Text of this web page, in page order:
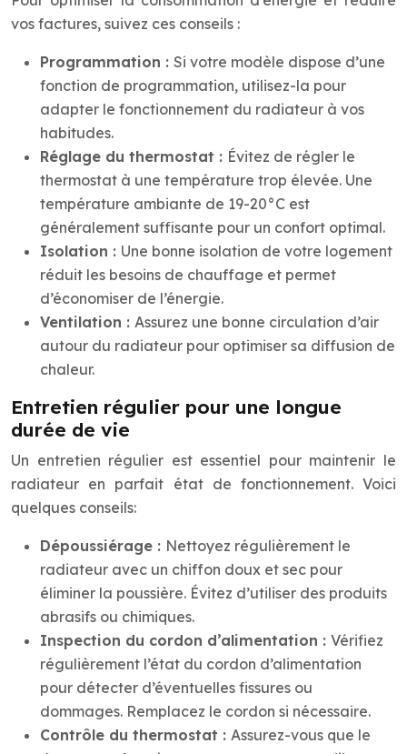
vos factures, suivez ces conseils :
Programmation : Si votre modèle dispose d’une
fonction de programmation, utilisez-la pour
adapter le fonctionnement du radiateur à vos
habitudes.
Réglage du thermostat : Évitez de régler le
thermostat à une température trop élevée. Une
température ambiante de 19-20°C est
généralement suffisante pour un confort optimal.
Isolation : Une bonne isolation de votre logement
réduit les besoins de chauffage et permet
d’économiser de l’énergie.
Ventilation : Assurez une bonne circulation d’air
autour du radiateur pour optimiser sa diffusion de
chaleur.
Entretien régulier pour une longue
durée de vie
Un entretien régulier est essentiel pour maintenir le
radiateur en parfait état de fonctionnement. Voici
quelques conseils:
Dépoussiérage : Nettoyez régulièrement le
radiateur avec un chiffon doux et sec pour
éliminer la poussière. Évitez d’utiliser des produits
abrasifs ou chimiques.
Inspection du cordon d’alimentation : Vérifiez
régulièrement l’état du cordon d’alimentation
pour détecter d’éventuelles fissures ou
dommages. Remplacez le cordon si nécessaire.
Contrôle du thermostat : Assurez-vous que le